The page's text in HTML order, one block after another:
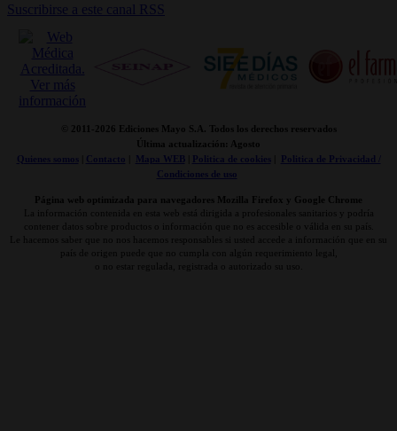
Suscribirse a este canal RSS
© 2011- 2026 Ediciones Mayo S.A. Todos los derechos reservados
Última actualización: Agosto
Quienes somos| Contacto Mapa WEB| Politica de cookies|
Politica de Privacidad /
Condiciones de uso
Página web optimizada para navegadores Mozilla Firefox y Google Chrome
La información contenida en esta web está dirigida a profesionales sanitarios y podría
contener datos sobre productos o información que no es accesible o válida en su país.
Le hacemos saber que no nos hacemos responsables si usted accede a información que en su
país de origen puede que no cumpla con algún requerimiento legal,
o no estar regulada, registrada o autorizado su uso.